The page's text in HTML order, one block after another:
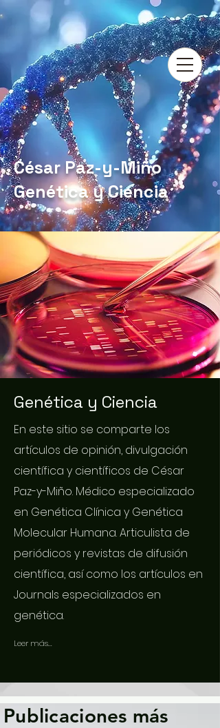
César Paz-y-Miño
Genética y Ciencia
Genética y Ciencia
En este sitio se comparte los
artículos de opinión, divulgación
científica y científicos de César
Paz-y-Miño. Médico especializado
en Genética Clínica y Genética
Molecular Humana. Articulista de
periódicos y revistas de difusión
científica, así como los artículos en
Journals especializados en
genética.
Leer más...
Publicaciones más